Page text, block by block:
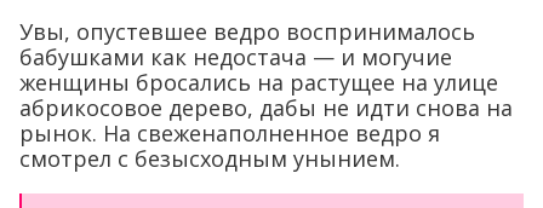
Увы, опустевшее ведро воспринималось
бабушками как недостача — и могучие
женщины бросались на растущее на улице
абрикосовое дерево, дабы не идти снова на
рынок. На свеженаполненное ведро я
смотрел с безысходным унынием.